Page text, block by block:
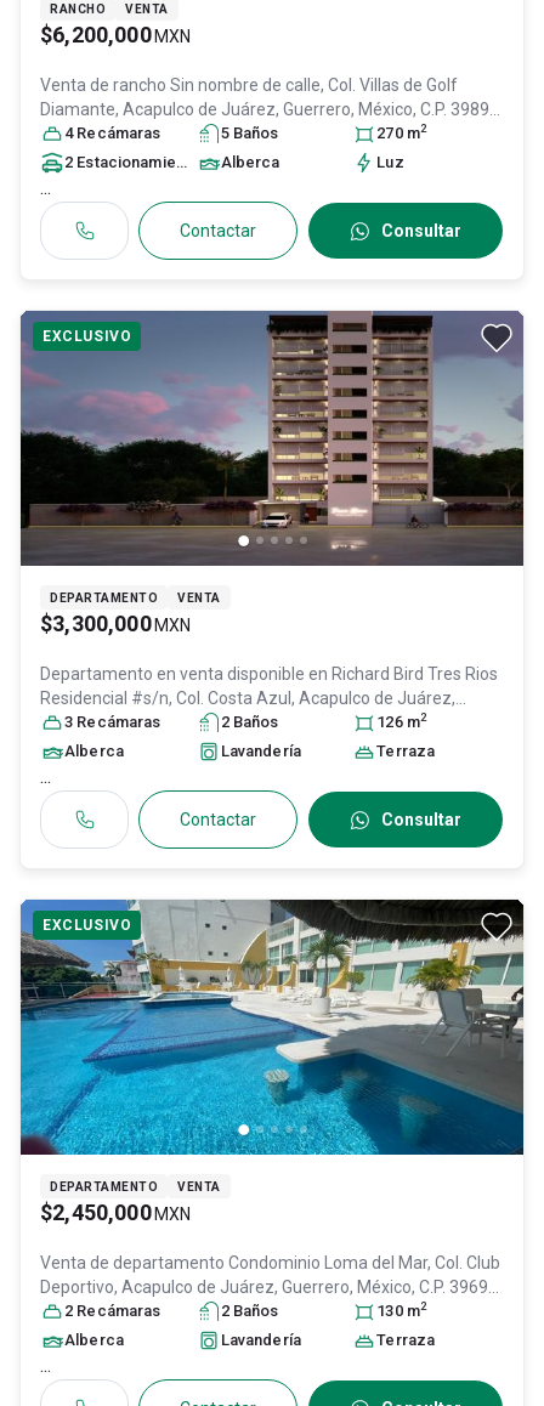
RANCHO VENTA
$6,200,000 MXN
Venta de rancho Sin nombre de calle, Col. Villas de Golf
Diamante, Acapulco de Juárez, Guerrero, México, C.P. 39897
ID:30794999
4 Recámaras 5 Baños 270 m2
2 Estacionamiento s Alberca Luz
...
Contactar Consultar
EXCLUSIVO
DEPARTAMENTO VENTA
$3,300,000 MXN
Departamento en venta disponible en Richard Bird Tres Rios
Residencial #s/n, Col. Costa Azul, Acapulco de Juárez,
Guerrero, México , C.P. 39850, ID: 30366865
3 Recámaras 2 Baños 126 m2
Alberca Lavandería Terraza
...
Contactar Consultar
EXCLUSIVO
DEPARTAMENTO VENTA
$2,450,000 MXN
Venta de departamento Condominio Loma del Mar, Col. Club
Deportivo, Acapulco de Juárez, Guerrero, México, C.P. 39690
ID:27175306
2 Recámaras 2 Baños 130 m2
Alberca Lavandería Terraza
...